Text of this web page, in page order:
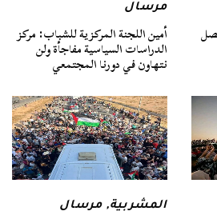
مرسال
أمين اللجنة المركزية للشباب: مركز
الدراسات السياسية مفاجأة ولن
نتهاون في دورنا المجتمعي
المشربية,مرسال